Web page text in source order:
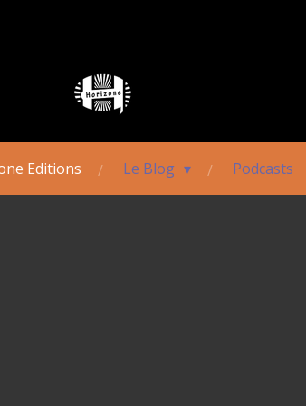
Editions Le Blog Podcasts